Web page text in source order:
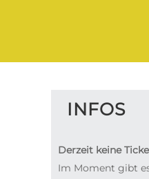
INFOS
Derzeit keine
Im Moment gibt